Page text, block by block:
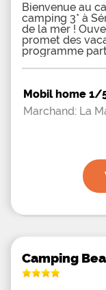
Bienvenue au
camping 3* à
de la mer !
promet des
programme
Mobil home 1/
Marchand: La
Camping